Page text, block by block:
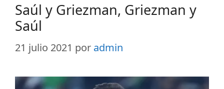
Saúl y Griezman, Griezman y
Saúl
21 julio 2021 por admin